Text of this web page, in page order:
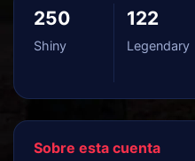
250
Shiny
122
Legendary
Sobre esta cuenta